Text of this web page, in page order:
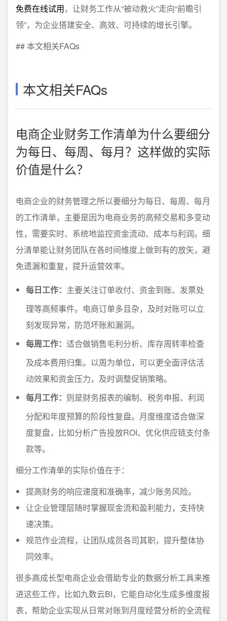
免费在线试用，让财务工作从“被动救火”走向“前瞻引
领”，为企业搭建安全、高效、可持续的增长引擎。
## 本文相关FAQs
本文相关FAQs
电商企业财务工作清单为什么要细分
为每日、每周、每月？这样做的实际
价值是什么？
电商企业的财务管理之所以要细分为每日、每周、每月
的工作清单，主要是因为电商业务的高频交易和多变动
性，需要实时、系统地监控资金流动、成本与利润。细
分清单能让财务团队在各时间维度上做到有的放矢，避
免遗漏和重复，提升运营效率。
每日工作： 主要关注订单收付、资金到账、发票处
理等高频事件。电商订单多且杂，及时对账可以立
刻发现异常，防范坏账和漏洞。
每周工作： 适合做销售毛利分析、库存周转率检查
及成本费用归集。以周为单位，可以更全面评估活
动效果和资金压力，及时调整促销策略。
每月工作： 则是财务报表的编制、税务申报、利润
分配和年度预算的阶段性复盘。月度维度适合做深
度复盘，比如分析广告投放ROI、优化供应链支付条
款等。
细分工作清单的实际价值在于：
提高财务的响应速度和准确率，减少账务风险。
让企业管理层随时掌握现金流和盈利能力，支持快
速决策。
规范作业流程，让团队成员各司其职，提升整体协
同效率。
很多高成长型电商企业会借助专业的数据分析工具来推
进这些工作，比如九数云BI，它能自动化生成多维度报
表，帮助企业实现从日常对账到月度经营分析的全流程